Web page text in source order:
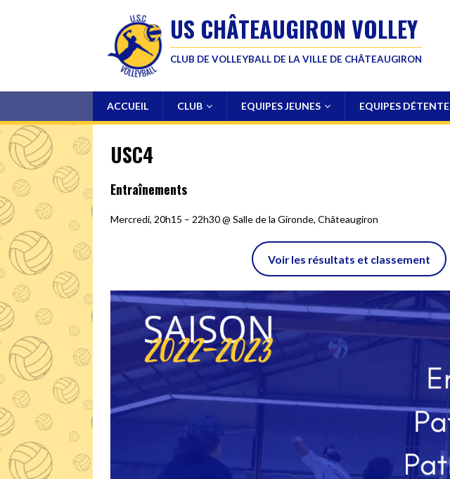
US CHÂTEAUGIRON VOLLEY
CLUB DE VOLLEYBALL DE LA VILLE DE CHÂTEAUGIRON
ACCUEIL CLUB EQUIPES JEUNES EQUIPES DÉTENTE
USC4
Entraînements
Mercredi, 20h15 – 22h30 @ Salle de la Gironde, Châteaugiron
Voir les résultats et classement